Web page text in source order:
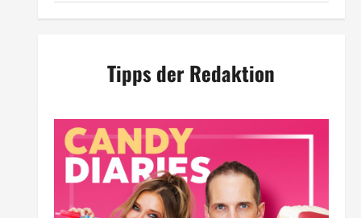
Tipps der Redaktion